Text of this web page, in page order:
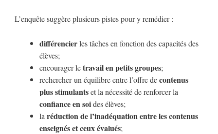
L’enquête suggère plusieurs pistes pour y remédier :
différencierles tâches en fonction des capacités des
élèves;
encourager letravail en petits groupes;
rechercher un équilibre entre l’offre decontenus
plus stimulantset la nécessité de renforcer la
confiance en soides élèves;
la réduction de l’inadéquation entre les contenus
enseignés et ceux évalués;